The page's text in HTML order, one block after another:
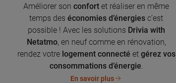
Améliorer son confort et réaliser en même
temps des économies d’énergies c’est
possible ! Avec les solutions Drivia with
Netatmo, en neuf comme en rénovation,
rendez votre logement connecté et gérez vos
consommations d’énergie.
En savoir plus